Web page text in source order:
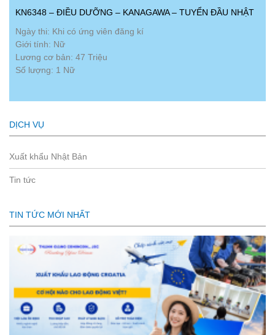
KN6348 – ĐIỀU DƯỠNG – KANAGAWA – TUYỂN ĐẦU NHẬT
Ngày thi: Khi có ứng viên đăng kí
Giới tính: Nữ
Lương cơ bản: 47 Triệu
Số lượng: 1 Nữ
DỊCH VỤ
Xuất khẩu Nhật Bản
Tin tức
TIN TỨC MỚI NHẤT